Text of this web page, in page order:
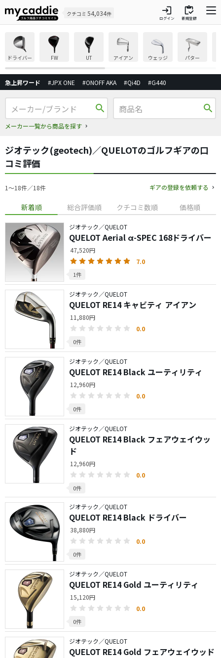
クチコミ 54,034件 login
ログイン
inventory
新規登録
ドライバー FW UT アイアン ウェッジ パター
急上昇ワード #JPX ONE #ONOFF AKA #Qi4D #G440
search
メーカー一覧から商品を探す
search
ジオテック(geotech)／QUELOTのゴルフギアの口
コミ評価
1〜18件／18件 ギアの登録を依頼する
新着順 総合評価順 クチコミ数順 価格順
ジオテック／QUELOT
QUELOT Aerial α-SPEC 168ドライバー
47,520円
7.0
1件
ジオテック／QUELOT
QUELOT RE14 キャビティ アイアン
11,880円
0.0
0件
ジオテック／QUELOT
QUELOT RE14 Black ユーティリティ
12,960円
0.0
0件
ジオテック／QUELOT
QUELOT RE14 Black フェアウェイウッ
ド
12,960円
0.0
0件
ジオテック／QUELOT
QUELOT RE14 Black ドライバー
38,880円
0.0
0件
ジオテック／QUELOT
QUELOT RE14 Gold ユーティリティ
15,120円
0.0
0件
ジオテック／QUELOT
QUELOT RE14 Gold フェアウェイウッド